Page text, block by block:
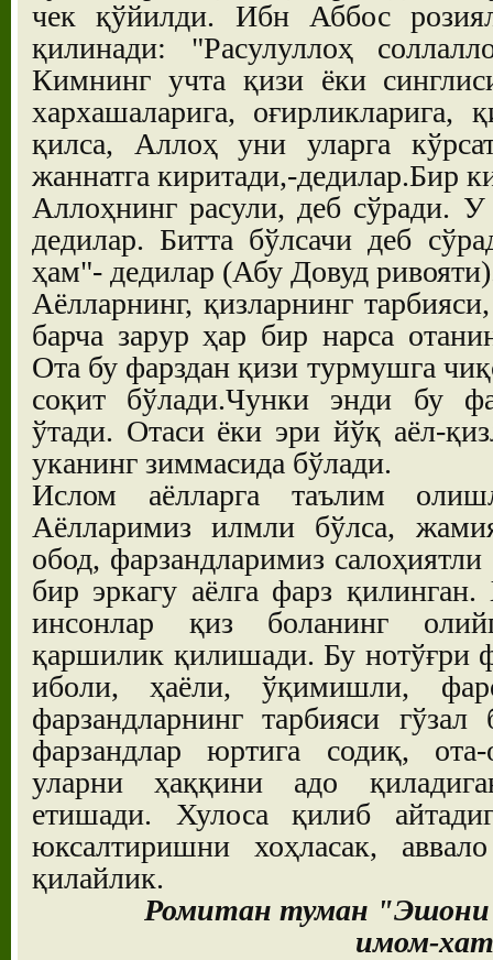
чек қўйилди. Ибн Аббос
қилинади: "Расулуллоҳ
Кимнинг учта қизи ёки
хархашаларига, оғирликларига,
қилса, Аллоҳ уни уларга
жаннатга киритади,-дедилар.Бир
Аллоҳнинг расули, деб сўради.
дедилар. Битта бўлсачи деб
ҳам"- дедилар (Абу Довуд
Аёлларнинг, қизларнинг
барча зарур ҳар бир нарса
Ота бу фарздан қизи турмушга
соқит бўлади.Чунки энди бу
ўтади. Отаси ёки эри йўқ аёл-
уканинг зиммасида бўлади.
Ислом аёлларга таълим
Аёлларимиз илмли бўлса,
обод, фарзандларимиз
бир эркагу аёлга фарз
инсонлар қиз боланинг
қаршилик қилишади. Бу нотўғри
иболи, ҳаёли, ўқимишли,
фарзандларнинг тарбияси
фарзандлар юртига содиқ,
уларни ҳаққини адо
етишади. Хулоса қилиб
юксалтиришни хоҳласак,
қилайлик.
Ромитан туман
имом-